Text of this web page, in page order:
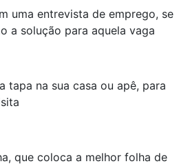
uma entrevista de emprego, se
a solução para aquela vaga
tapa na sua casa ou apê, para
que coloca a melhor folha de